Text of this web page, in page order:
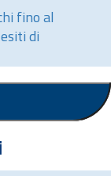
fino al
di